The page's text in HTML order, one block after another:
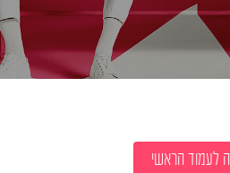
לעמוד הראשי